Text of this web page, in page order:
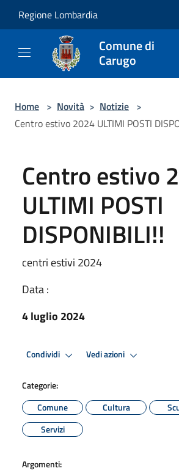
Regione Lombardia
Comune di
Carugo
Home > Novità > Notizie >
Centro estivo 2024 ULTIMI POSTI
Centro estivo
ULTIMI POSTI
DISPONIBILI!!
centri estivi 2024
Data :
4 luglio 2024
Condividi Vedi azioni
Categorie:
Comune
Cultura
Servizi
Argomenti: